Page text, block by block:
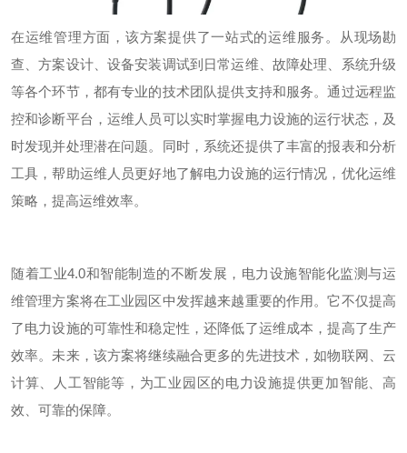
在运维管理方面，该方案提供了一站式的运维服务。从现场勘
查、方案设计、设备安装调试到日常运维、故障处理、系统升级
等各个环节，都有专业的技术团队提供支持和服务。通过远程监
控和诊断平台，运维人员可以实时掌握电力设施的运行状态，及
时发现并处理潜在问题。同时，系统还提供了丰富的报表和分析
工具，帮助运维人员更好地了解电力设施的运行情况，优化运维
策略，提高运维效率。
随着工业4.0和智能制造的不断发展，电力设施智能化监测与运
维管理方案将在工业园区中发挥越来越重要的作用。它不仅提高
了电力设施的可靠性和稳定性，还降低了运维成本，提高了生产
效率。未来，该方案将继续融合更多的先进技术，如物联网、云
计算、人工智能等，为工业园区的电力设施提供更加智能、高
效、可靠的保障。